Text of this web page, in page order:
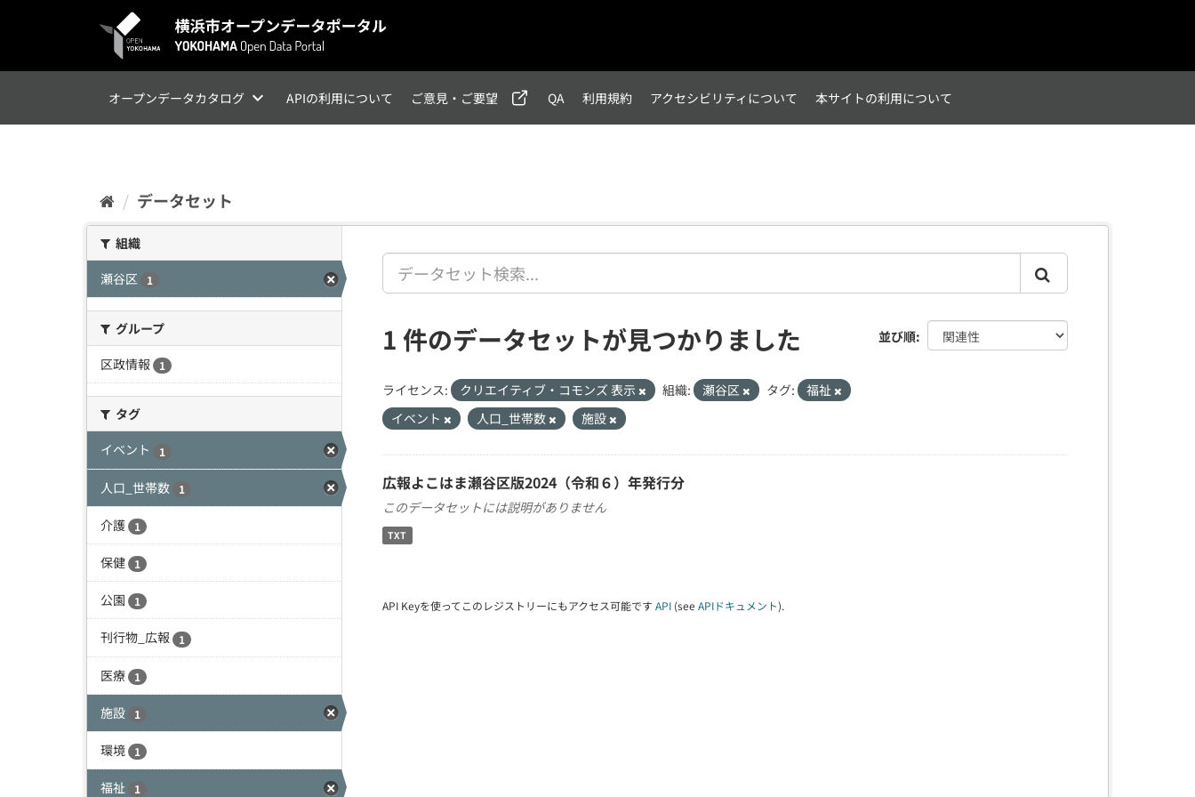
オープンデータカタログ APIの利用について ご意見・ご要望 QA 利用規約 アクセシビリティについて 本サイトの利用について
データセット
組織
瀬谷区
1
グループ
区政情報
1
タグ
イベント
1
人口_世帯数 1
介護 1
保健 1
公園 1
刊行物_広報 1
医療 1
施設 1
環境 1
福祉 1
並び順
1 件のデータセットが見つかりました
ライセンス: クリエイティブ・コモンズ 表示 組織: 瀬谷区 タグ:
福祉
イベント
人口_世帯数 施設
広報よこはま瀬谷区版2024（令和６）年発行分
このデータセットには説明がありません
TXT
API Keyを使ってこのレジストリーにもアクセス可能です API (see APIドキュメント).